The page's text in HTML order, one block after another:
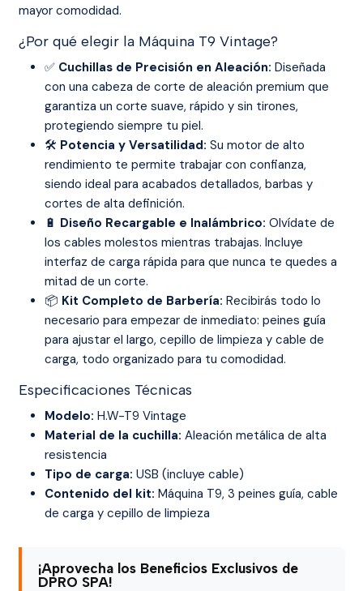
mayor comodidad.
¿Por qué elegir la Máquina T9 Vintage?
✅ Cuchillas de Precisión en Aleación: Diseñada
con una cabeza de corte de aleación premium que
garantiza un corte suave, rápido y sin tirones,
protegiendo siempre tu piel.
🛠️ Potencia y Versatilidad: Su motor de alto
rendimiento te permite trabajar con confianza,
siendo ideal para acabados detallados, barbas y
cortes de alta definición.
🔋 Diseño Recargable e Inalámbrico: Olvídate de
los cables molestos mientras trabajas. Incluye
interfaz de carga rápida para que nunca te quedes a
mitad de un corte.
📦 Kit Completo de Barbería: Recibirás todo lo
necesario para empezar de inmediato: peines guía
para ajustar el largo, cepillo de limpieza y cable de
carga, todo organizado para tu comodidad.
Especificaciones Técnicas
Modelo: H.W-T9 Vintage
Material de la cuchilla: Aleación metálica de alta
resistencia
Tipo de carga: USB (incluye cable)
Contenido del kit: Máquina T9, 3 peines guía, cable
de carga y cepillo de limpieza
¡Aprovecha los Beneficios Exclusivos de
DPRO SPA!